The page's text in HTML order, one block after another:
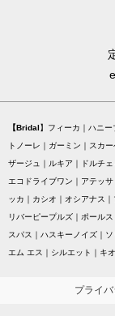
Bridal フィーカ ハニー
トノーレ
ガーミン スカー
ザージュ
ルキア ドルチ
エコドライブワン
アテッサ
ッカ
カシオ オシアナス
リバーピープルズ
ポールス
スパス
ハスキーノイズ
エム エス
シルエット キ
プライ